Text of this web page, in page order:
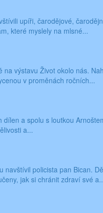
upíři, čarodějové,
které myslely na mlsné...
výstavu Život okolo nás.
v proměnách ročních...
a spolu s loutkou
a...
policista pan Bican.
jak si chránit zdraví své